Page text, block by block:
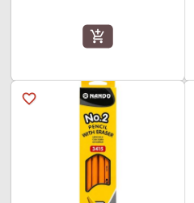
add_shopping_cart
favorite_border